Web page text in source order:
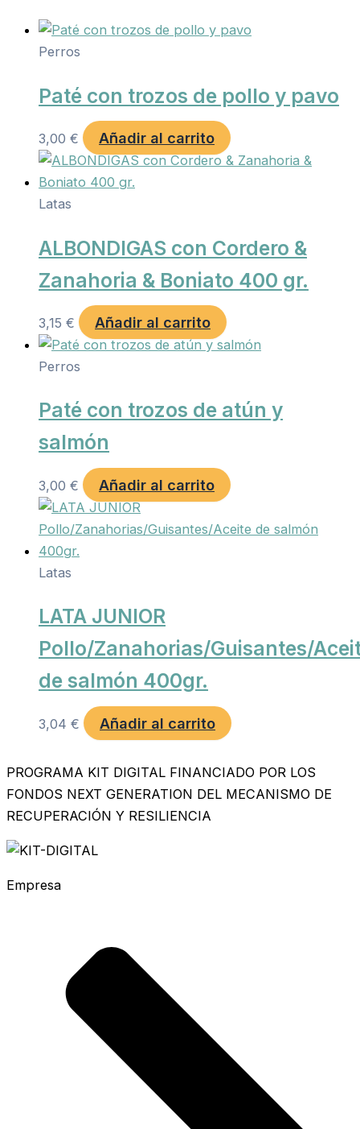
Perros
Paté con trozos de pollo y pavo
3,00 € Añadir al carrito
Latas
ALBONDIGAS con Cordero &
Zanahoria & Boniato 400 gr.
3,15 € Añadir al carrito
Perros
Paté con trozos de atún y
salmón
3,00 € Añadir al carrito
Latas
LATA JUNIOR
Pollo/Zanahorias/Guisantes/
de salmón 400gr.
3,04 € Añadir al carrito
PROGRAMA KIT DIGITAL FINANCIADO POR LOS
FONDOS NEXT GENERATION DEL MECANISMO DE
RECUPERACIÓN Y RESILIENCIA
Empresa